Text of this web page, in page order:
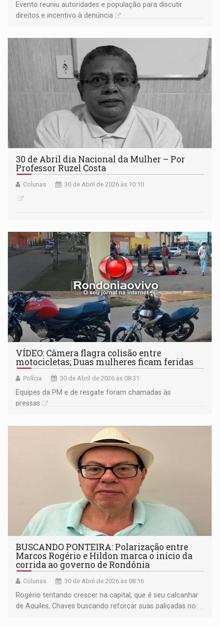
Evento reuniu autoridades e população para discutir
direitos e incentivo à denúncia
30 de Abril dia Nacional da Mulher – Por
Professor Ruzel Costa
Colunas 30 de Abril de 2026 às 10:10
VÍDEO: Câmera flagra colisão entre
motocicletas; Duas mulheres ficam feridas
Polícia 30 de Abril de 2026 às 08:31
Equipes da PM e de resgate foram chamadas às
pressas
BUSCANDO PONTEIRA: Polarização entre
Marcos Rogério e Hildon marca o início da
corrida ao governo de Rondônia
Colunas 30 de Abril de 2026 às 08:16
Rogério tentando crescer na capital, que é seu calcanhar
de Aquiles, Chaves buscando reforçar suas paliçadas no